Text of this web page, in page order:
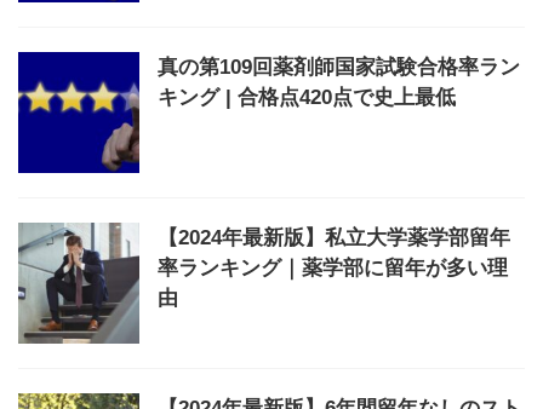
真の第109回薬剤師国家試験合格率ラン
キング | 合格点420点で史上最低
【2024年最新版】私立大学薬学部留年
率ランキング｜薬学部に留年が多い理
由